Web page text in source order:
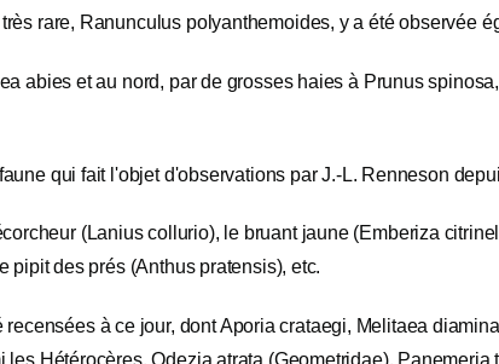
rare, Ranunculus polyanthemoides, y a été observée
abies et au nord, par de grosses haies à Prunus
qui fait l'objet d'observations par J.-L. Renneson
(Lanius collurio), le bruant jaune (Emberiza
pipit des prés (Anthus pratensis), etc.
à ce jour, dont Aporia crataegi, Melitaea